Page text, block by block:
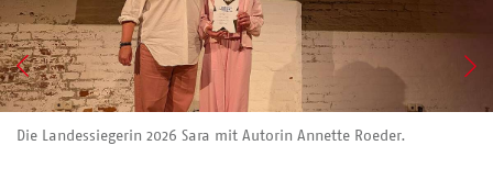
Die Landessiegerin 2026 Sara mit Autorin Annette Roeder.